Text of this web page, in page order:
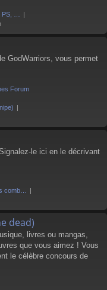
…
GodWarriors, vous permet
Forum
le ici en le décrivant
comb…
dead)
livres ou mangas,
que vous aimez ! Vous
le célèbre concours de